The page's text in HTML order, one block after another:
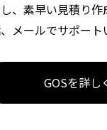
、素早い見積り
メールでサポート
GOSを詳し